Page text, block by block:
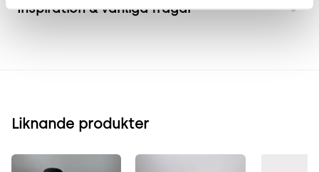
Inspiration & vanliga frågar
Liknande produkter